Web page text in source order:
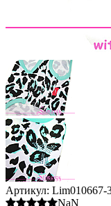
Артикул: Lim010667-
NaN